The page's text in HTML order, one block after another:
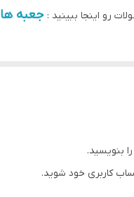
رو اینجا ببینید : جعبه ها
بنویسید.
کاربری خود شوید.